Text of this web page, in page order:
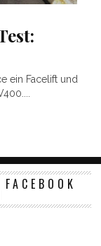
ein Facelift und